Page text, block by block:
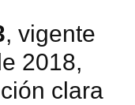
, vigente
2018,
clara